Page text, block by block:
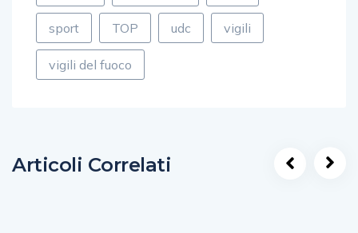
sport TOP udc vigili
vigili del fuoco
Articoli Correlati